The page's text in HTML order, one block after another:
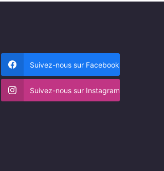
Suivez-nous sur Facebook
Suivez-nous sur Instagram